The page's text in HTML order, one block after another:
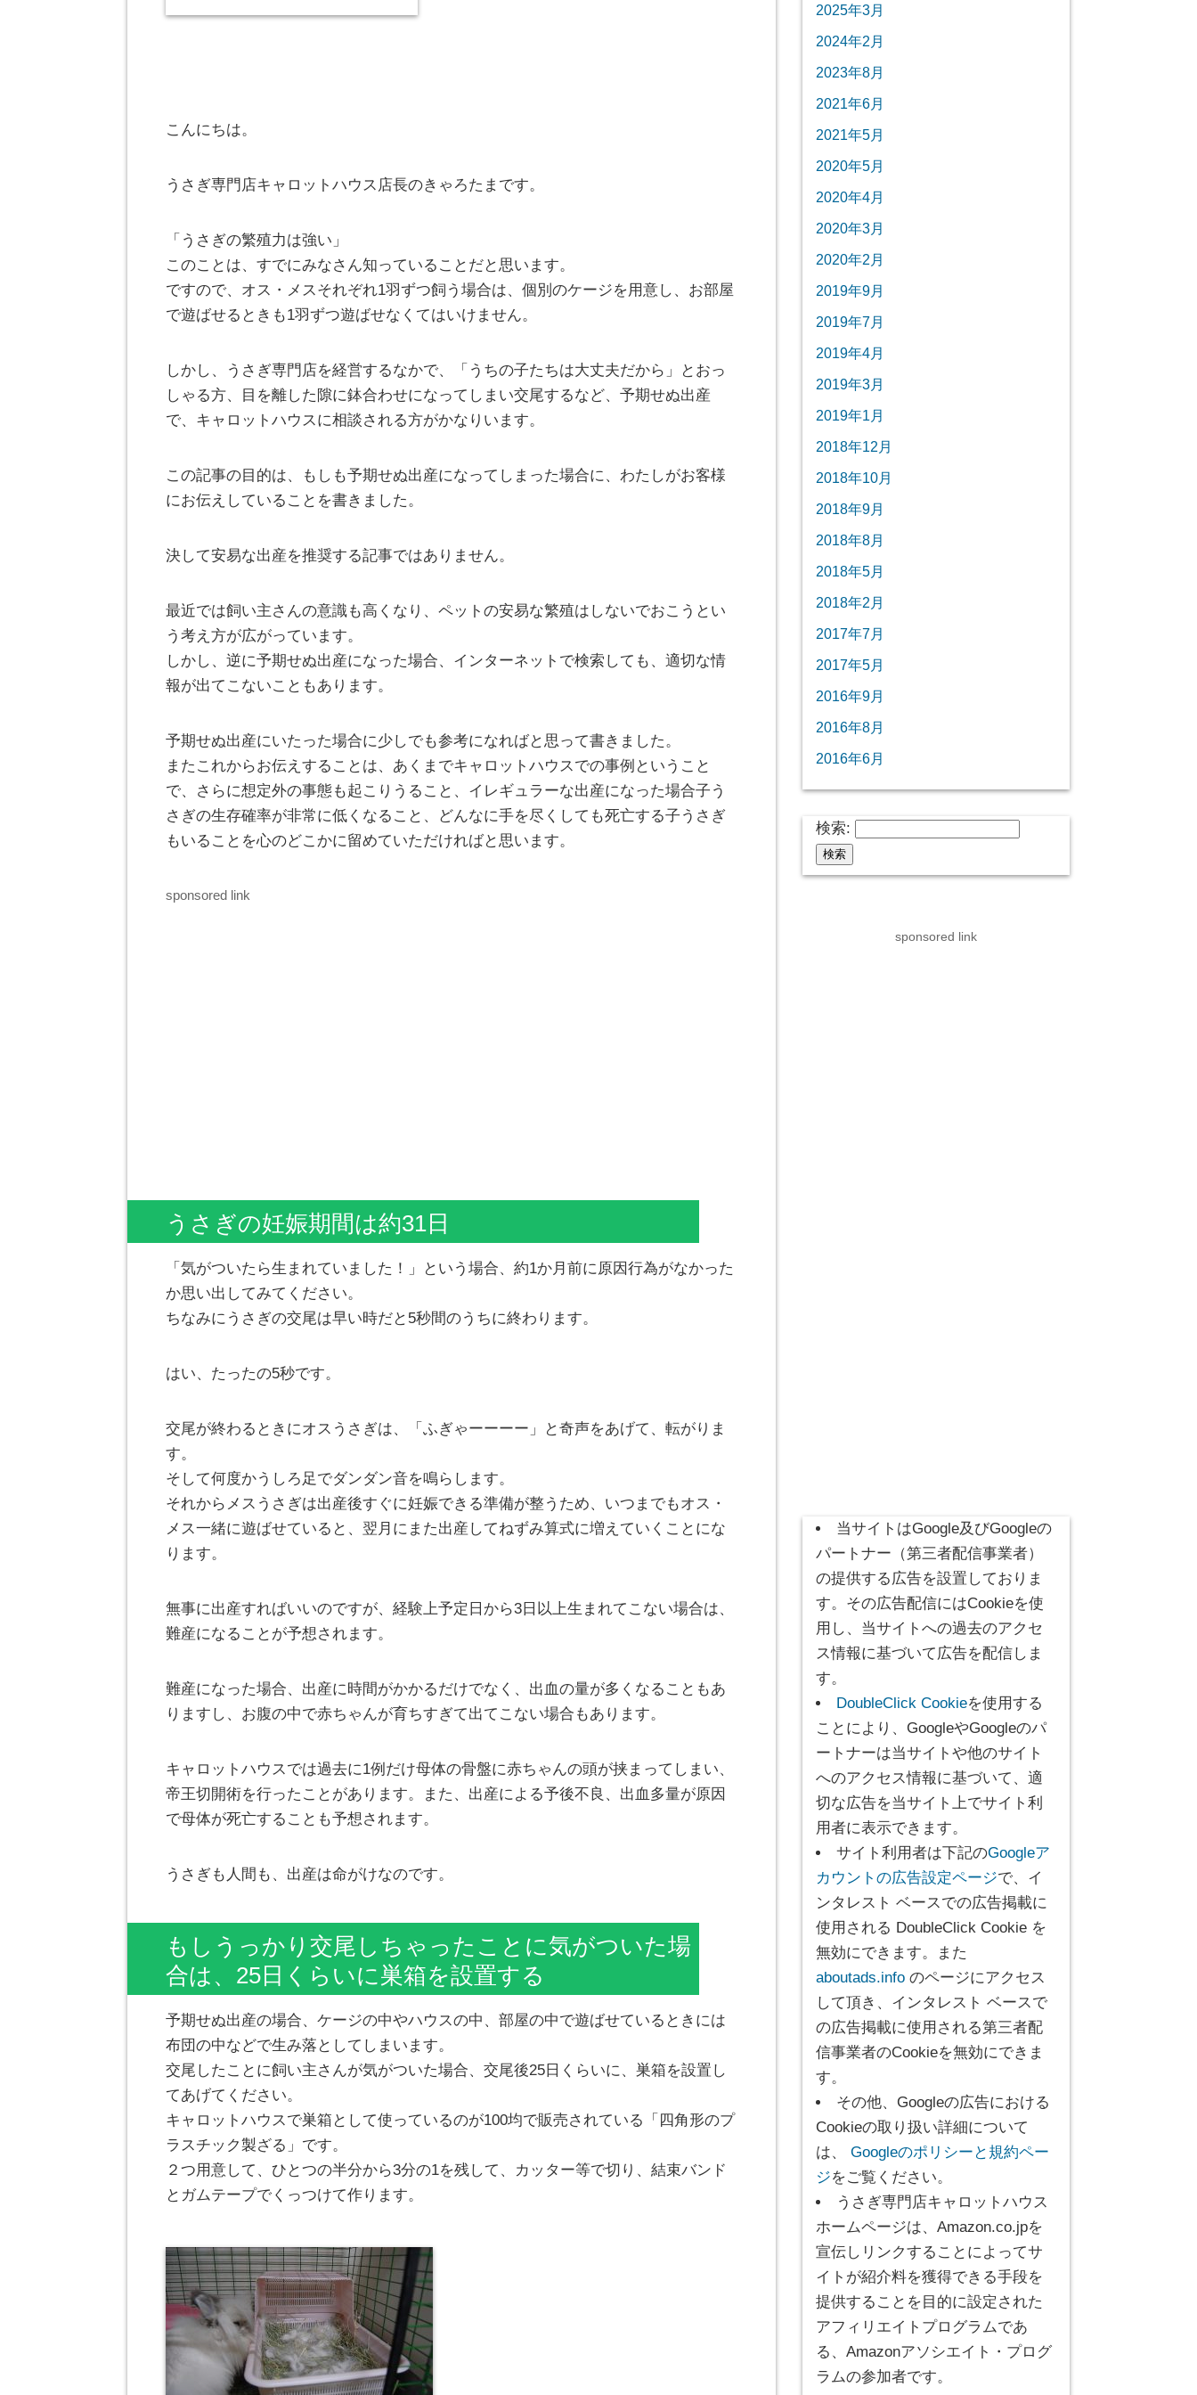
こんにちは。
うさぎ専門店キャロットハウス店長のきゃろたまです。
「うさぎの繁殖力は強い」
このことは、すでにみなさん知っていることだと思います。
ですので、オス・メスそれぞれ1羽ずつ飼う場合は、個別のケージを用意し、お部屋
で遊ばせるときも1羽ずつ遊ばせなくてはいけません。
しかし、うさぎ専門店を経営するなかで、「うちの子たちは大丈夫だから」とおっ
しゃる方、目を離した隙に鉢合わせになってしまい交尾するなど、予期せぬ出産
で、キャロットハウスに相談される方がかなりいます。
この記事の目的は、もしも予期せぬ出産になってしまった場合に、わたしがお客様
にお伝えしていることを書きました。
決して安易な出産を推奨する記事ではありません。
最近では飼い主さんの意識も高くなり、ペットの安易な繁殖はしないでおこうとい
う考え方が広がっています。
しかし、逆に予期せぬ出産になった場合、インターネットで検索しても、適切な情
報が出てこないこともあります。
予期せぬ出産にいたった場合に少しでも参考になればと思って書きました。
またこれからお伝えすることは、あくまでキャロットハウスでの事例ということ
で、さらに想定外の事態も起こりうること、イレギュラーな出産になった場合子う
さぎの生存確率が非常に低くなること、どんなに手を尽くしても死亡する子うさぎ
もいることを心のどこかに留めていただければと思います。
sponsored link
うさぎの妊娠期間は約31日
「気がついたら生まれていました！」という場合、約1か月前に原因行為がなかった
か思い出してみてください。
ちなみにうさぎの交尾は早い時だと5秒間のうちに終わります。
はい、たったの5秒です。
交尾が終わるときにオスうさぎは、「ふぎゃーーーー」と奇声をあげて、転がりま
す。
そして何度かうしろ足でダンダン音を鳴らします。
それからメスうさぎは出産後すぐに妊娠できる準備が整うため、いつまでもオス・
メス一緒に遊ばせていると、翌月にまた出産してねずみ算式に増えていくことにな
ります。
無事に出産すればいいのですが、経験上予定日から3日以上生まれてこない場合は、
難産になることが予想されます。
難産になった場合、出産に時間がかかるだけでなく、出血の量が多くなることもあ
りますし、お腹の中で赤ちゃんが育ちすぎて出てこない場合もあります。
キャロットハウスでは過去に1例だけ母体の骨盤に赤ちゃんの頭が挟まってしまい、
帝王切開術を行ったことがあります。また、出産による予後不良、出血多量が原因
で母体が死亡することも予想されます。
うさぎも人間も、出産は命がけなのです。
もしうっかり交尾しちゃったことに気がついた場
合は、25日くらいに巣箱を設置する
予期せぬ出産の場合、ケージの中やハウスの中、部屋の中で遊ばせているときには
布団の中などで生み落としてしまいます。
交尾したことに飼い主さんが気がついた場合、交尾後25日くらいに、巣箱を設置し
てあげてください。
キャロットハウスで巣箱として使っているのが100均で販売されている「四角形のプ
ラスチック製ざる」です。
２つ用意して、ひとつの半分から3分の1を残して、カッター等で切り、結束バンド
とガムテープでくっつけて作ります。
2025年3月
2024年2月
2023年8月
2021年6月
2021年5月
2020年5月
2020年4月
2020年3月
2020年2月
2019年9月
2019年7月
2019年4月
2019年3月
2019年1月
2018年12月
2018年10月
2018年9月
2018年8月
2018年5月
2018年2月
2017年7月
2017年5月
2016年9月
2016年8月
2016年6月
検索:
sponsored link
当サイトはGoogle及びGoogleの
パートナー（第三者配信事業者）
の提供する広告を設置しておりま
す。その広告配信にはCookieを使
用し、当サイトへの過去のアクセ
ス情報に基づいて広告を配信しま
す。
DoubleClick Cookieを使用する
ことにより、GoogleやGoogleのパ
ートナーは当サイトや他のサイト
へのアクセス情報に基づいて、適
切な広告を当サイト上でサイト利
用者に表示できます。
サイト利用者は下記のGoogleア
カウントの広告設定ページで、イ
ンタレスト ベースでの広告掲載に
使用される DoubleClick Cookie を
無効にできます。また
aboutads.info のページにアクセス
して頂き、インタレスト ベースで
の広告掲載に使用される第三者配
信事業者のCookieを無効にできま
す。
その他、Googleの広告における
Cookieの取り扱い詳細について
は、
Googleのポリシーと規約ペー
ジをご覧ください。
うさぎ専門店キャロットハウス
ホームページは、Amazon.co.jpを
宣伝しリンクすることによってサ
イトが紹介料を獲得できる手段を
提供することを目的に設定された
アフィリエイトプログラムであ
る、Amazonアソシエイト・プログ
ラムの参加者です。